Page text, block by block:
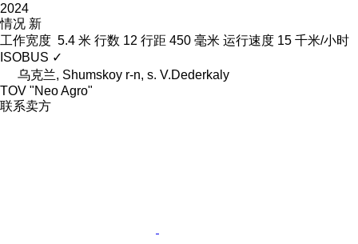
2024
情况 新
工作宽度 5.4 米 行数 12 行距 450 毫米 运行速度 15 千米/小时
ISOBUS ✓
乌克兰, Shumskoy r-n, s. V.Dederkaly
TOV "Neo Agro"
联系卖方